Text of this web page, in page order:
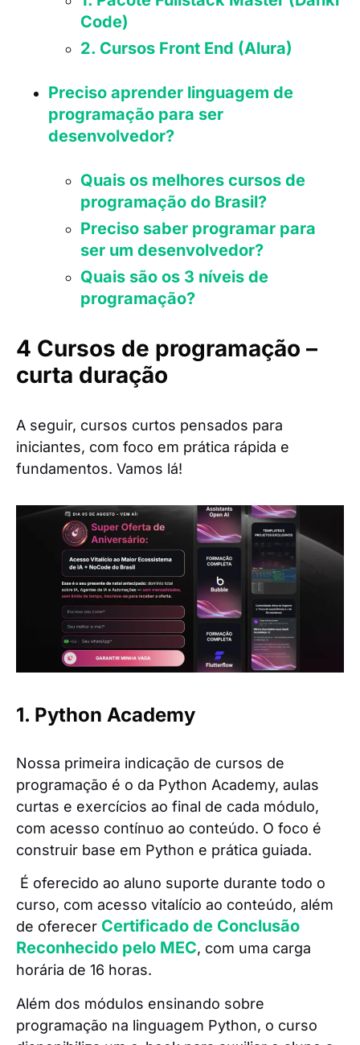
Code)
2. Cursos Front End (Alura)
Preciso aprender linguagem de
programação para ser
desenvolvedor?
Quais os melhores cursos de
programação do Brasil?
Preciso saber programar para
ser um desenvolvedor?
Quais são os 3 níveis de
programação?
4 Cursos de programação –
curta duração
A seguir, cursos curtos pensados para
iniciantes, com foco em prática rápida e
fundamentos. Vamos lá!
1. Python Academy
Nossa primeira indicação de cursos de
programação é o da Python Academy, aulas
curtas e exercícios ao final de cada módulo,
com acesso contínuo ao conteúdo. O foco é
construir base em Python e prática guiada.
É oferecido ao aluno suporte durante todo o
curso, com acesso vitalício ao conteúdo, além
de oferecer Certificado de Conclusão
Reconhecido pelo MEC, com uma carga
horária de 16 horas.
Além dos módulos ensinando sobre
programação na linguagem Python, o curso